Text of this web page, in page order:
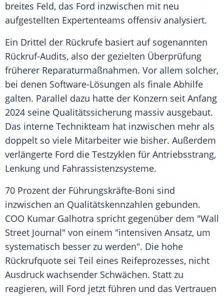
breites Feld, das Ford inzwischen mit neu
aufgestellten Expertenteams offensiv analysiert.
Ein Drittel der Rückrufe basiert auf sogenannten
Rückruf-Audits, also der gezielten Überprüfung
früherer Reparaturmaßnahmen. Vor allem solcher,
bei denen Software-Lösungen als finale Abhilfe
galten. Parallel dazu hatte der Konzern seit Anfang
2024 seine Qualitätssicherung massiv ausgebaut.
Das interne Technikteam hat inzwischen mehr als
doppelt so viele Mitarbeiter wie bisher. Außerdem
verlängerte Ford die Testzyklen für Antriebsstrang,
Lenkung und Fahrassistenzsysteme.
70 Prozent der Führungskräfte-Boni sind
inzwischen an Qualitätskennzahlen gebunden.
COO Kumar Galhotra spricht gegenüber dem "Wall
Street Journal" von einem "intensiven Ansatz, um
systematisch besser zu werden". Die hohe
Rückrufquote sei Teil eines Reifeprozesses, nicht
Ausdruck wachsender Schwächen. Statt zu
reagieren, will Ford jetzt führen und das Vertrauen